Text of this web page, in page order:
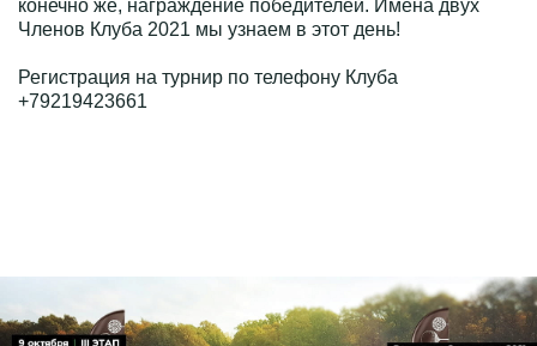
конечно же, награждение победителей. Имена двух
Членов Клуба 2021 мы узнаем в этот день!
Регистрация на турнир по телефону Клуба
+79219423661